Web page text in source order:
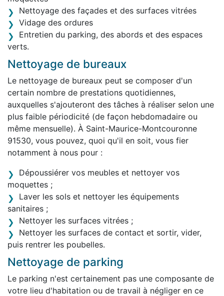
Nettoyage des façades et des surfaces vitrées
Vidage des ordures
Entretien du parking, des abords et des espaces
verts.
Nettoyage de bureaux
Le nettoyage de bureaux peut se composer d'un
certain nombre de prestations quotidiennes,
auxquelles s'ajouteront des tâches à réaliser selon une
plus faible périodicité (de façon hebdomadaire ou
même mensuelle). À Saint-Maurice-Montcouronne
91530, vous pouvez, quoi qu'il en soit, vous fier
notamment à nous pour :
Dépoussiérer vos meubles et nettoyer vos
moquettes ;
Laver les sols et nettoyer les équipements
sanitaires ;
Nettoyer les surfaces vitrées ;
Nettoyer les surfaces de contact et sortir, vider,
puis rentrer les poubelles.
Nettoyage de parking
Le parking n'est certainement pas une composante de
votre lieu d'habitation ou de travail à négliger en ce